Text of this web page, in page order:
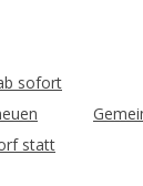
sofort
statt